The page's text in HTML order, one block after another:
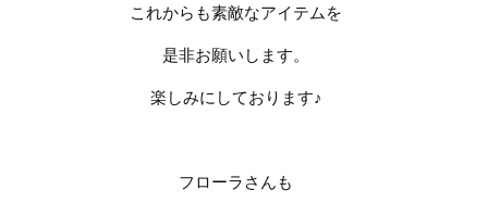
これからも素敵なアイテムを
是非お願いします。
楽しみにしております♪
フローラさんも